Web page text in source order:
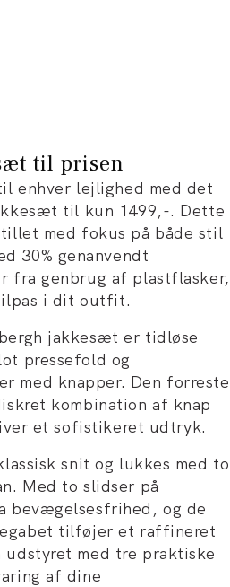
til prisen
enhver lejlighed med det
til kun 1499,-. Dette
med fokus på både stil
30% genanvendt
fra genbrug af plastflasker,
i dit outfit.
jakkesæt er tidløse
pressefold og
med knapper. Den forreste
kombination af knap
et sofistikeret udtryk.
snit og lukkes med to
Med to slidser på
bevægelsesfrihed, og de
tilføjer et raffineret
udstyret med tre praktiske
af dine